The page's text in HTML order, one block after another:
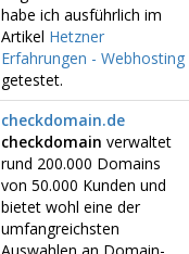
habe ich ausführlich im
Artikel Hetzner
Erfahrungen - Webhosting
getestet.
checkdomain.de
checkdomain verwaltet
rund 200.000 Domains
von 50.000 Kunden und
bietet wohl eine der
umfangreichsten